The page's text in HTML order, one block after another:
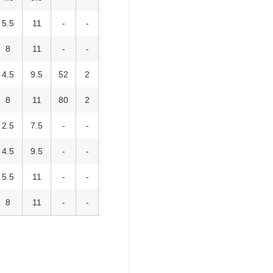
5.5 11 - -
8 11 - -
4.5 9.5 52 2
8 11 80 2
2.5 7.5 - -
4.5 9.5 - -
5.5 11 - -
8 11 - -